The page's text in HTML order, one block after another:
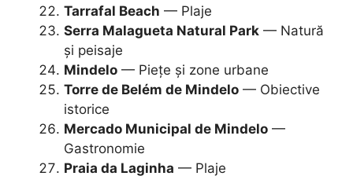
Tarrafal Beach — Plaje
Serra Malagueta Natural Park — Natură
și peisaje
Mindelo — Piețe și zone urbane
Torre de Belém de Mindelo — Obiective
istorice
Mercado Municipal de Mindelo —
Gastronomie
Praia da Laginha — Plaje